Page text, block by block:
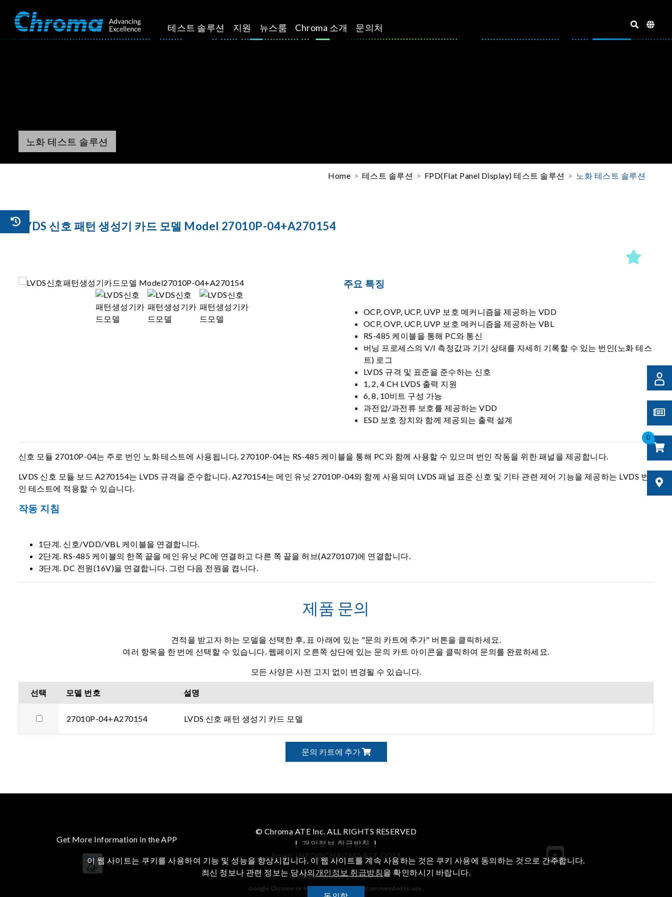
테스트 솔루션 지원 뉴스룸 Chroma 소개 문의처
0
노화 테스트 솔루션
Home 테스트 솔루션 FPD(Flat Panel Display) 테스트 솔루션 노화 테스트 솔루션
LVDS 신호 패턴 생성기 카드 모델 Model 27010P-04+A270154
주요 특징
OCP, OVP, UCP, UVP 보호 메커니즘을 제공하는 VDD
OCP, OVP, UCP, UVP 보호 메커니즘을 제공하는 VBL
RS-485 케이블을 통해 PC와 통신
버닝 프로세스의 V/I 측정값과 기기 상태를 자세히 기록할 수 있는 번인(노화 테스
트) 로그
LVDS 규격 및 표준을 준수하는 신호
1, 2, 4 CH LVDS 출력 지원
6, 8, 10비트 구성 가능
과전압/과전류 보호를 제공하는 VDD
ESD 보호 장치와 함께 제공되는 출력 설계
신호 모듈 27010P-04는 주로 번인 노화 테스트에 사용됩니다. 27010P-04는 RS-485 케이블을 통해 PC와 함께 사용할 수 있으며 번인 작동을 위한 패널을 제공합니다.
LVDS 신호 모듈 보드 A270154는 LVDS 규격을 준수합니다. A270154는 메인 유닛 27010P-04와 함께 사용되며 LVDS 패널 표준 신호 및 기타 관련 제어 기능을 제공하는 LVDS 번
인 테스트에 적용할 수 있습니다.
작동 지침
1단계. 신호/VDD/VBL 케이블을 연결합니다.
2단계. RS-485 케이블의 한쪽 끝을 메인 유닛 PC에 연결하고 다른 쪽 끝을 허브(A270107)에 연결합니다.
3단계. DC 전원(16V)을 연결합니다. 그런 다음 전원을 켭니다.
제품 문의
견적을 받고자 하는 모델을 선택한 후, 표 아래에 있는 "문의 카트에 추가" 버튼을 클릭하세요.
여러 항목을 한 번에 선택할 수 있습니다. 웹페이지 오른쪽 상단에 있는 문의 카트 아이콘을 클릭하여 문의를 완료하세요.
모든 사양은 사전 고지 없이 변경될 수 있습니다.
선택 모델 번호 설명
27010P-04+A270154 LVDS 신호 패턴 생성기 카드 모델
문의 카트에 추가
Get More Information in the APP
iOS Android
© Chroma ATE Inc. ALL RIGHTS RESERVED
| 개인정보 취급방침
|
Email: INFO@CHROMAATE.COM
To enhance browsing experience
Google Chrome or Mozilla Firefox are recommended to use.
이 웹 사이트는 쿠키를 사용하여 기능 및 성능을 향상시킵니다. 이 웹 사이트를 계속 사용하는 것은 쿠키 사용에 동의하는 것으로 간주합니다.
최신 정보나 관련 정보는 당사의 개인정보 취급방침을 확인하시기 바랍니다.